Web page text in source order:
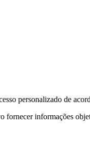
personalizado de
fornecer informações